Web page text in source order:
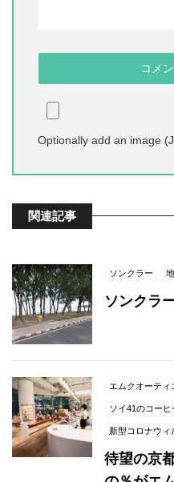
Optionally add an image
関連記事
ソンクラー
ソンクラ
エムクオーティ
ソイ41のコーヒ
新型コロナウィ
待望の京